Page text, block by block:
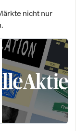
nicht nur